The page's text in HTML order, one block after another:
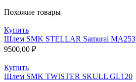
Похожие товары
Купить
Шлем SMK STELLAR Samurai MA253
9500,00 ₽
Купить
Шлем SMK TWISTER SKULL GL120